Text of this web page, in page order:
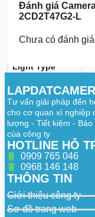
DORI
4
Illuminator
Light Type
Supplement
Light Range
Smart
Supplement
Light
Video
Main Stream
Đánh giá
2CD2T47G2-L
Chưa có đánh
Tư vấn giải pháp đến
cho cơ quan xí nghiệp
lượng - Tiết kiệm -
của công ty
HOTLINE HỖ
0909 765 046
0968 146 148
THÔNG TIN
Giới thiệu công ty
Sơ đồ trang web